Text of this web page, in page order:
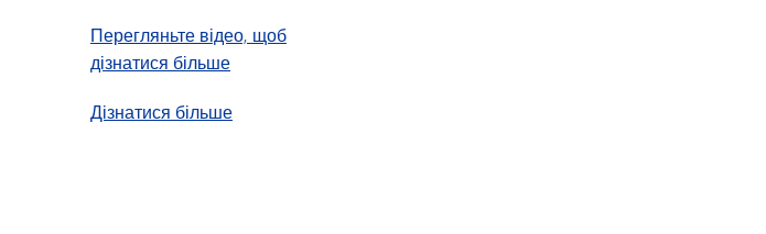
Перегляньте відео, щоб
дізнатися більше
Дізнатися більшепро курс «Вступ до наукових досліджень — фізична